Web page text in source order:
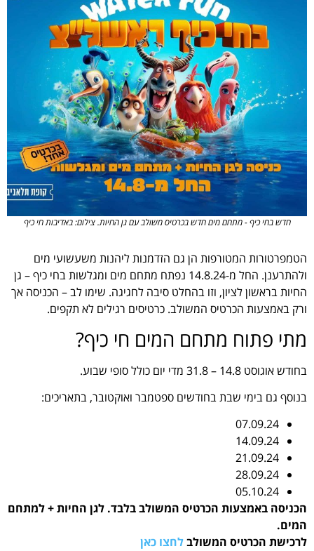
חדש בחי כיף - מתחם מים חדש בכרטיס משולב עם גן החיות. צילום: באדיבות חי כיף
הטמפרטורות המטורפות הן גם הזדמנות ליהנות משעשועי מים
ולהתרענן. החל מ-14.8.24 נפתח מתחם מים ומגלשות בחי כיף – גן
החיות בראשון לציון, וזו בהחלט סיבה לחגיגה. שימו לב – הכניסה אך
ורק באמצעות הכרטיס המשולב. כרטיסים רגילים לא תקפים.
מתי פתוח מתחם המים חי כיף?
בחודש אוגוסט 14.8 – 31.8 מדי יום כולל סופי שבוע.
בנוסף גם בימי שבת בחודשים ספטמבר ואוקטובר, בתאריכים:
07.09.24
14.09.24
21.09.24
28.09.24
05.10.24
הכניסה באמצעות הכרטיס המשולב בלבד. לגן החיות + למתחם
המים.
לרכישת הכרטיס המשולבלחצו כאן